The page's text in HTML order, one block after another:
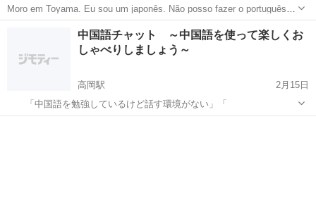
Moro em Toyama. Eu sou um japonês. Não posso fazer o português.
No entanto, posso ensinar japonês. Por favor, en...
その他語学
中国語チャット ～中国語を使って楽しくお
しゃべりしましょう～
高岡駅
2月15日
「中国語を勉強しているけど話す環境がない」「